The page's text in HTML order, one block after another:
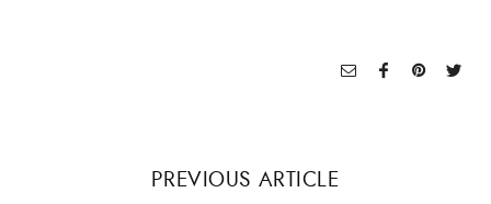
PREVIOUS ARTICLE